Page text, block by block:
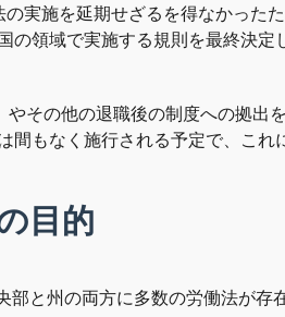
実施を延期せざるを得なかった
の領域で実施する規則を最終決定
その他の退職後の制度への拠出
間もなく施行される予定で、これ
目的
部と州の両方に多数の労働法が存